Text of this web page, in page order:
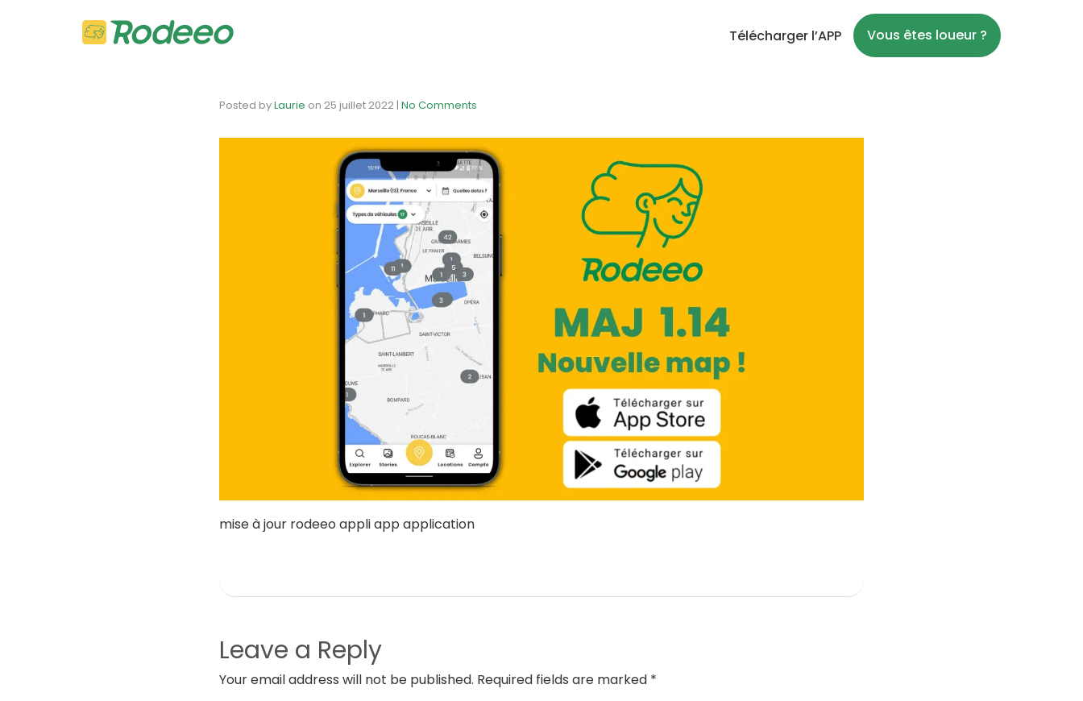
Télécharger l’APP Vous êtes loueur ?
Posted byLaurie on 25 juillet 2022 | No Comments
mise à jour rodeeo appli app application
Leave a Reply
Your email address will not be published. Required fields are marked *